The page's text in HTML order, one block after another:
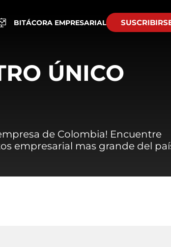
BITÁCORA EMPRESARIAL
ÚNICO
de Colombia! Encuentre
empresarial mas grande del